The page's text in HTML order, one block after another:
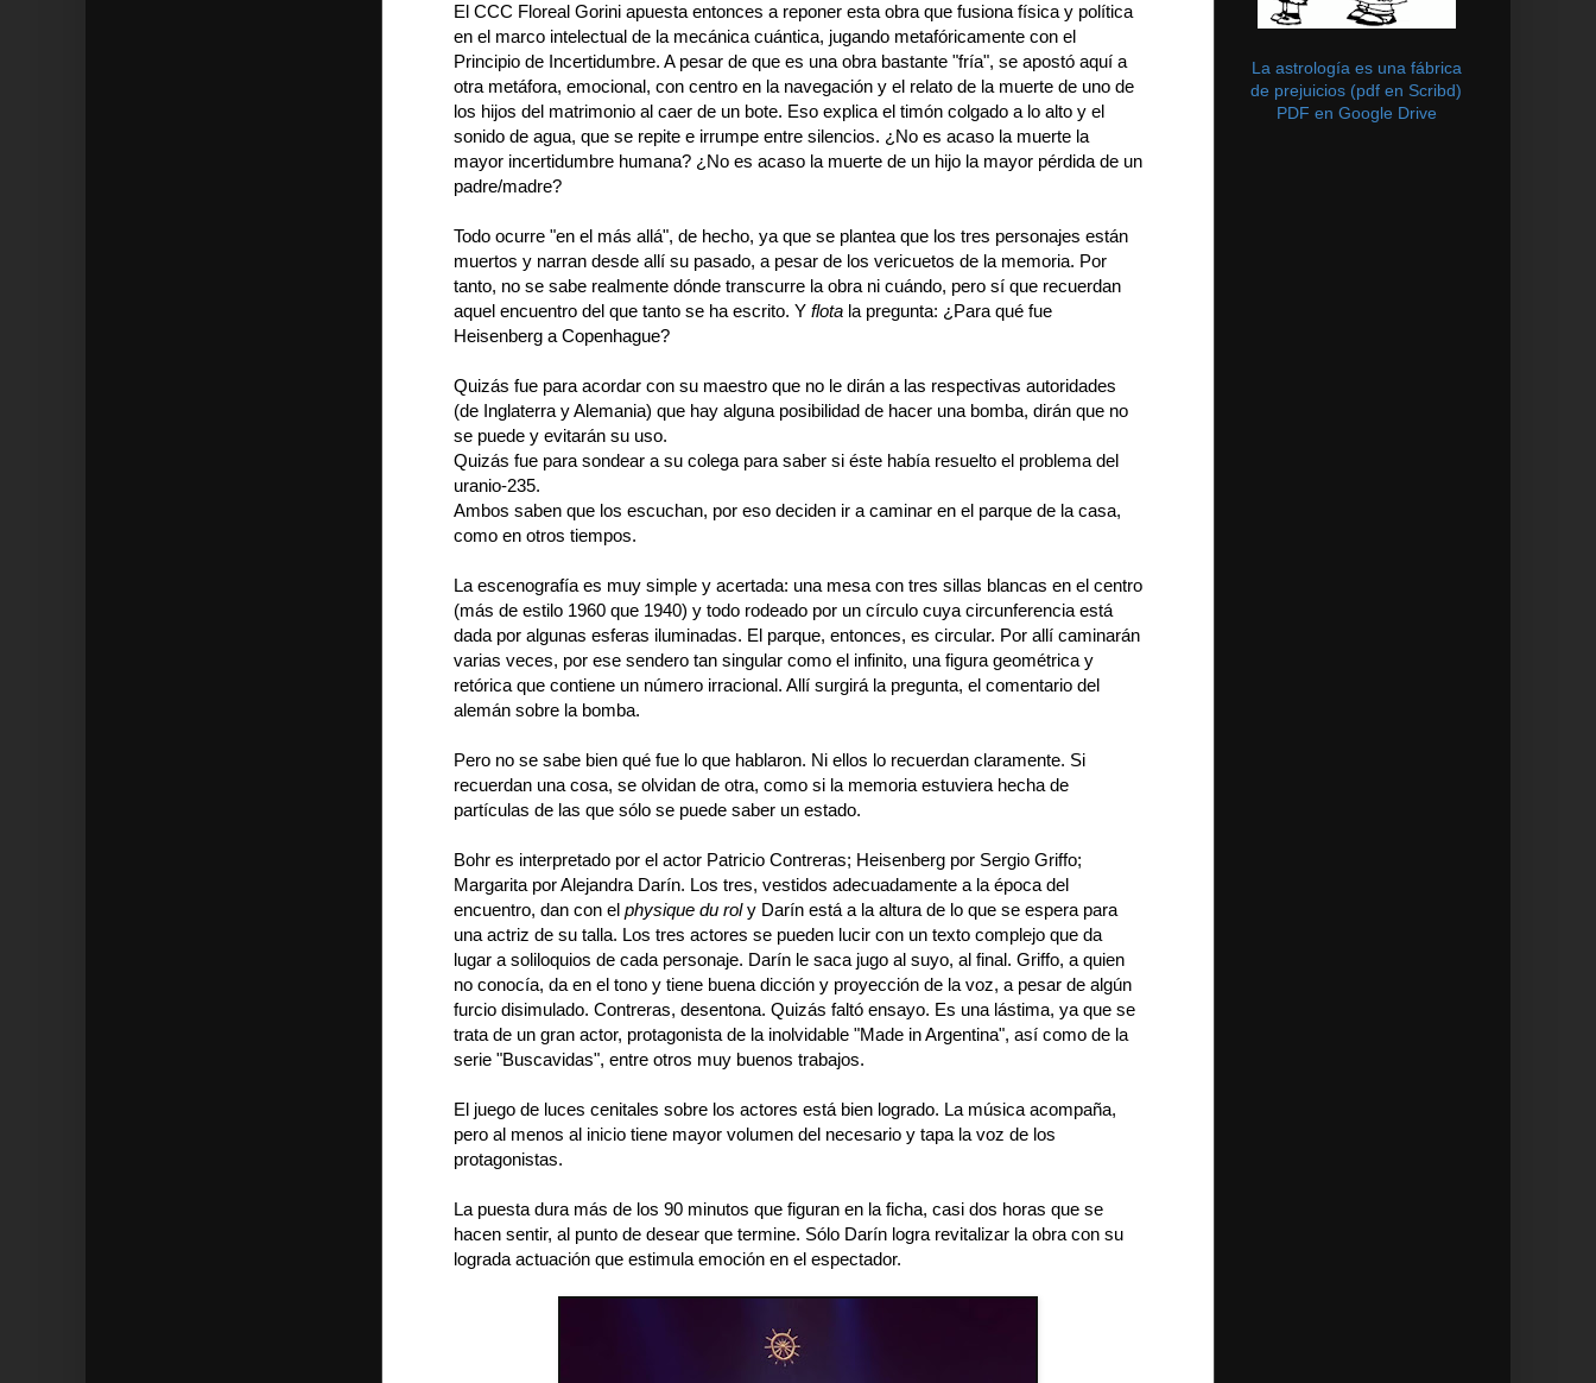
El CCC Floreal Gorini apuesta entonces a reponer esta obra que fusiona física y política
en el marco intelectual de la mecánica cuántica, jugando metafóricamente con el
Principio de Incertidumbre. A pesar de que es una obra bastante "fría", se apostó aquí a
otra metáfora, emocional, con centro en la navegación y el relato de la muerte de uno de
los hijos del matrimonio al caer de un bote. Eso explica el timón colgado a lo alto y el
sonido de agua, que se repite e irrumpe entre silencios. ¿No es acaso la muerte la
mayor incertidumbre humana? ¿No es acaso la muerte de un hijo la mayor pérdida de un
padre/madre?
Todo ocurre "en el más allá", de hecho, ya que se plantea que los tres personajes están
muertos y narran desde allí su pasado, a pesar de los vericuetos de la memoria. Por
tanto, no se sabe realmente dónde transcurre la obra ni cuándo, pero sí que recuerdan
aquel encuentro del que tanto se ha escrito. Y flota la pregunta: ¿Para qué fue
Heisenberg a Copenhague?
Quizás fue para acordar con su maestro que no le dirán a las respectivas autoridades
(de Inglaterra y Alemania) que hay alguna posibilidad de hacer una bomba, dirán que no
se puede y evitarán su uso.
Quizás fue para sondear a su colega para saber si éste había resuelto el problema del
uranio-235.
Ambos saben que los escuchan, por eso deciden ir a caminar en el parque de la casa,
como en otros tiempos.
La escenografía es muy simple y acertada: una mesa con tres sillas blancas en el centro
(más de estilo 1960 que 1940) y todo rodeado por un círculo cuya circunferencia está
dada por algunas esferas iluminadas. El parque, entonces, es circular. Por allí caminarán
varias veces, por ese sendero tan singular como el infinito, una figura geométrica y
retórica que contiene un número irracional. Allí surgirá la pregunta, el comentario del
alemán sobre la bomba.
Pero no se sabe bien qué fue lo que hablaron. Ni ellos lo recuerdan claramente. Si
recuerdan una cosa, se olvidan de otra, como si la memoria estuviera hecha de
partículas de las que sólo se puede saber un estado.
Bohr es interpretado por el actor Patricio Contreras; Heisenberg por Sergio Griffo;
Margarita por Alejandra Darín. Los tres, vestidos adecuadamente a la época del
encuentro, dan con el physique du roly Darín está a la altura de lo que se espera para
una actriz de su talla. Los tres actores se pueden lucir con un texto complejo que da
lugar a soliloquios de cada personaje. Darín le saca jugo al suyo, al final. Griffo, a quien
no conocía, da en el tono y tiene buena dicción y proyección de la voz, a pesar de algún
furcio disimulado. Contreras, desentona. Quizás faltó ensayo. Es una lástima, ya que se
trata de un gran actor, protagonista de la inolvidable "Made in Argentina", así como de la
serie "Buscavidas", entre otros muy buenos trabajos.
El juego de luces cenitales sobre los actores está bien logrado. La música acompaña,
pero al menos al inicio tiene mayor volumen del necesario y tapa la voz de los
protagonistas.
La puesta dura más de los 90 minutos que figuran en la ficha, casi dos horas que se
hacen sentir, al punto de desear que termine. Sólo Darín logra revitalizar la obra con su
lograda actuación que estimula emoción en el espectador.
La astrología es una fábrica
de prejuicios (pdf en Scribd)
PDF en Google Drive